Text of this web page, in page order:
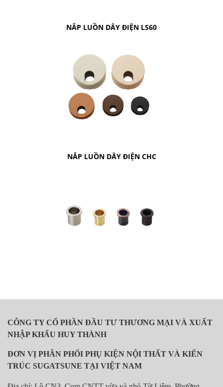
NẮP LUỒN DÂY ĐIỆN LS60
NẮP LUỒN DÂY ĐIỆN CHC
CÔNG TY CỔ PHẦN ĐẦU TƯ THƯƠNG MẠI VÀ XUẤT
NHẬP KHẨU HUY THÀNH
ĐƠN VỊ PHÂN PHỐI PHỤ KIỆN NỘI THẤT VÀ KIẾN
TRÚC SUGATSUNE TẠI VIỆT NAM